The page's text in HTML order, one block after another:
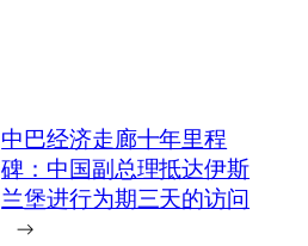
中巴经济走廊十年里程
碑：中国副总理抵达伊斯
兰堡进行为期三天的访问
→